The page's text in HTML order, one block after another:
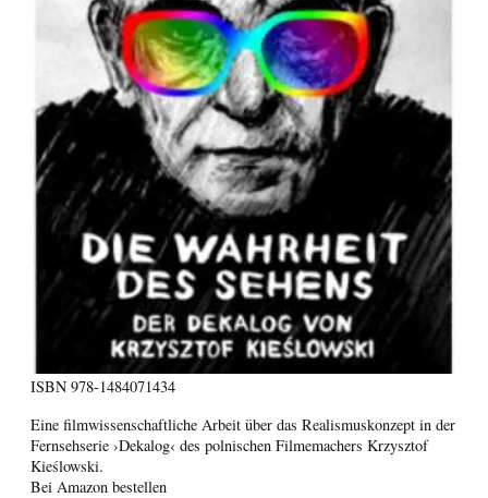
ISBN 978-1484071434
Eine filmwissenschaftliche Arbeit über das Realismuskonzept in der
Fernsehserie ›Dekalog‹ des polnischen Filmemachers Krzysztof
Kieślowski.
Bei Amazon bestellen